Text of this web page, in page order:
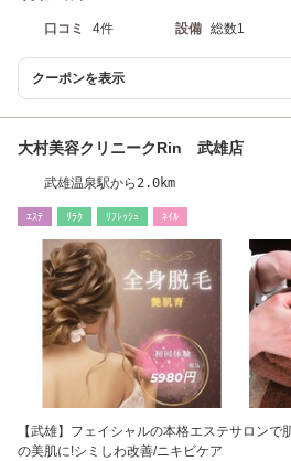
口コミ 4件 設備 総数1
クーポンを表示
大村美容クリニークRin 武雄店
武雄温泉駅から2.0km
ｴｽﾃ ﾘﾗｸ ﾘﾌﾚｯｼｭ ﾈｲﾙ
【武雄】フェイシャルの本格エステサロン
の美肌に!シミしわ改善/ニキビケア